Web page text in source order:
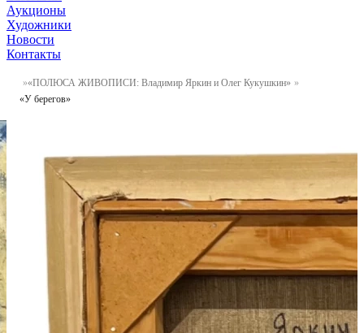
Аукционы
Художники
Новости
Контакты
«ПОЛЮСА ЖИВОПИСИ: Владимир Яркин и Олег Кукушкин»
«У берегов»